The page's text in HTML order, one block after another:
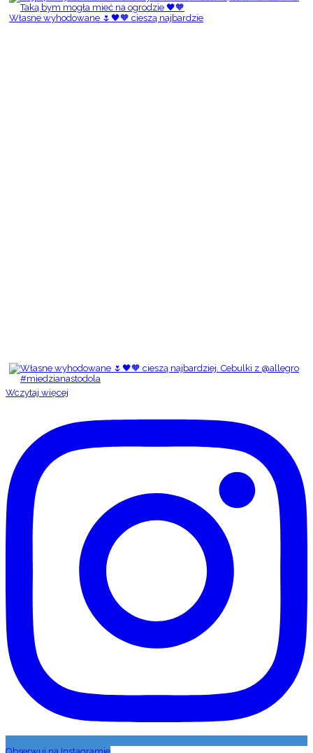
Własne wyhodowane 🌷🖤🧡 cieszą najbardzie
Wczytaj więcej